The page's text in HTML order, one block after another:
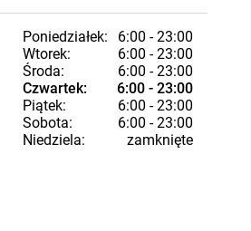
Poniedziałek:
6:00 - 23:00
Wtorek:
6:00 - 23:00
Środa:
6:00 - 23:00
Czwartek:
6:00 - 23:00
Piątek:
6:00 - 23:00
Sobota:
6:00 - 23:00
Niedziela:
zamknięte